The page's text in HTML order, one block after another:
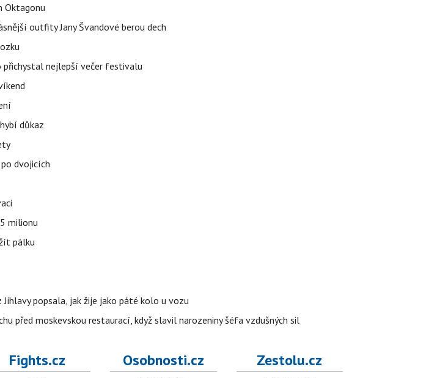
Oktagonu
outfity Jany Švandové berou dech
přichystal nejlepší večer festivalu
důkaz
dvojicích
milionu
pálku
popsala, jak žije jako páté kolo u vozu
před moskevskou restaurací, když slavil narozeniny šéfa vzdušných sil
Fights.cz Osobnosti.cz Zestolu.cz